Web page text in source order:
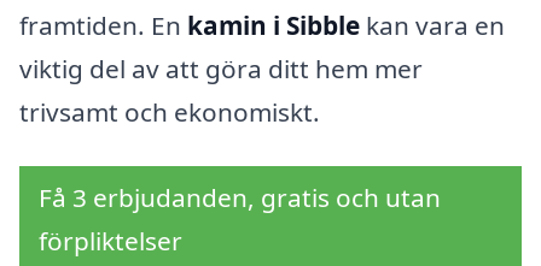
framtiden. En kamin i Sibble kan vara en
viktig del av att göra ditt hem mer
trivsamt och ekonomiskt.
Få 3 erbjudanden, gratis och utan
förpliktelser